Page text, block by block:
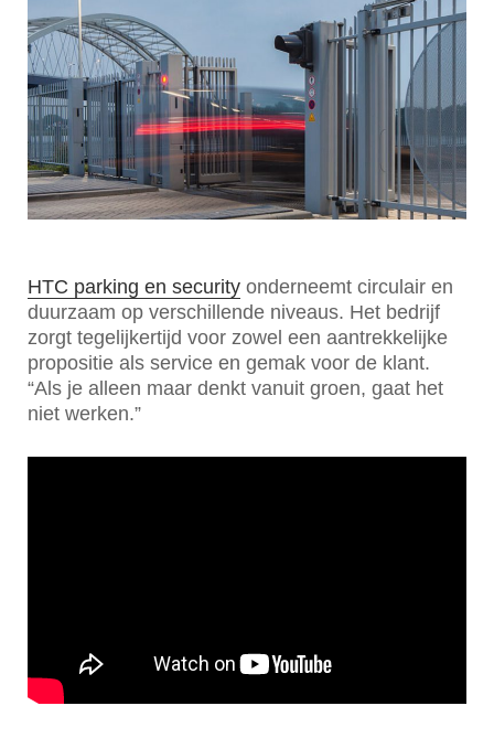
HTC parking en security onderneemt circulair en
duurzaam op verschillende niveaus. Het bedrijf
zorgt tegelijkertijd voor zowel een aantrekkelijke
propositie als service en gemak voor de klant.
“Als je alleen maar denkt vanuit groen, gaat het
niet werken.”